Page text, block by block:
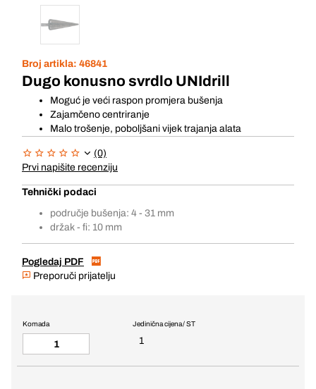
Broj artikla: 46841
Dugo konusno svrdlo UNIdrill
Moguć je veći raspon promjera bušenja
Zajamčeno centriranje
Malo trošenje, poboljšani vijek trajanja alata
(0)
Prvi napišite recenziju
Tehnički podaci
područje bušenja: 4 - 31 mm
držak - fi: 10 mm
Pogledaj PDF
Preporuči prijatelju
Jedinična cijena / ST
1
Komada